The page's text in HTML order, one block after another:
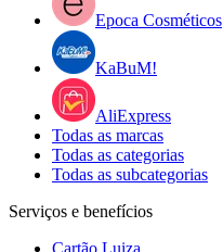
Epoca Cosméticos
KaBuM!
AliExpress
Todas as marcas
Todas as categorias
Todas as subcategorias
Serviços e benefícios
Cartão Luiza